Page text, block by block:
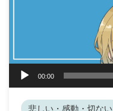
00:00
悲しい・感動・切ない